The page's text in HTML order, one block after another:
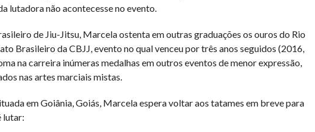
lutadora não acontecesse no evento.
de Jiu-Jitsu, Marcela ostenta em outras graduações os ouros do Rio
Brasileiro da CBJJ, evento no qual venceu por três anos seguidos (2016,
na carreira inúmeras medalhas em outros eventos de menor expressão,
nas artes marciais mistas.
em Goiânia, Goiás, Marcela espera voltar aos tatames em breve para
lutar: